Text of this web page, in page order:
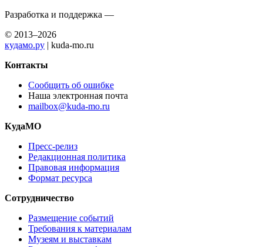
Разработка и поддержка —
© 2013–2026
кудамо.ру | kuda-mo.ru
Контакты
Сообщить об ошибке
Наша электронная почта
mailbox@kuda-mo.ru
КудаМО
Пресс-релиз
Редакционная политика
Правовая информация
Формат ресурса
Сотрудничество
Размещение событий
Требования к материалам
Музеям и выставкам